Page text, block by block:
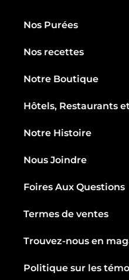
Nos Purées
Nos recettes
Notre Boutique
Hôtels, Restaurants
Notre Histoire
Nous Joindre
Foires Aux Questions
Termes de ventes
Trouvez-nous en
Politique sur les